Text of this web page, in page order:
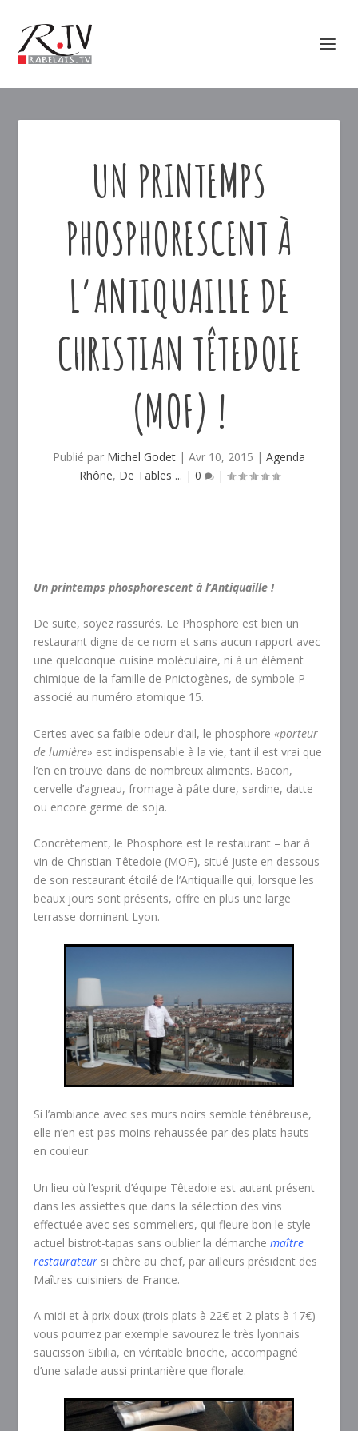
UN PRINTEMPS
PHOSPHORESCENT À
L’ANTIQUAILLE DE
CHRISTIAN TÊTEDOIE
(MOF) !
Publié par Michel Godet | Avr 10, 2015 | Agenda
Rhône, De Tables ... | 0 |
Un printemps phosphorescent à l’Antiquaille !
De suite, soyez rassurés. Le Phosphore est bien un
restaurant digne de ce nom et sans aucun rapport avec
une quelconque cuisine moléculaire, ni à un élément
chimique de la famille de Pnictogènes, de symbole P
associé au numéro atomique 15.
Certes avec sa faible odeur d’ail, le phosphore«porteur
de lumière» est indispensable à la vie, tant il est vrai que
l’en en trouve dans de nombreux aliments. Bacon,
cervelle d’agneau, fromage à pâte dure, sardine, datte
ou encore germe de soja.
Concrètement, le Phosphore est le restaurant – bar à
vin de Christian Têtedoie (MOF), situé juste en dessous
de son restaurant étoilé de l’Antiquaille qui, lorsque les
beaux jours sont présents, offre en plus une large
terrasse dominant Lyon.
Si l’ambiance avec ses murs noirs semble ténébreuse,
elle n’en est pas moins rehaussée par des plats hauts
en couleur.
Un lieu où l’esprit d’équipe Têtedoie est autant présent
dans les assiettes que dans la sélection des vins
effectuée avec ses sommeliers, qui fleure bon le style
actuel bistrot-tapas sans oublier la démarchemaître
restaurateur si chère au chef, par ailleurs président des
Maîtres cuisiniers de France.
A midi et à prix doux (trois plats à 22€ et 2 plats à 17€)
vous pourrez par exemple savourez le très lyonnais
saucisson Sibilia, en véritable brioche, accompagné
d’une salade aussi printanière que florale.